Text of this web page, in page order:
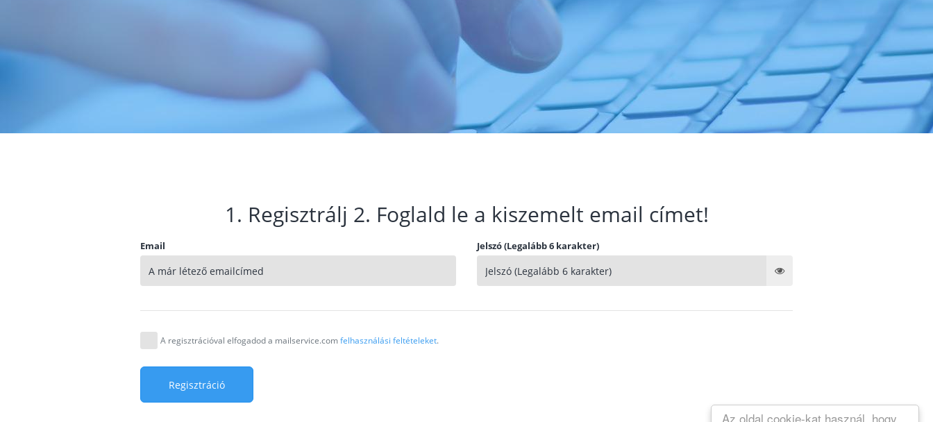
Az oldal cookie-kat használ, hogy
1. Regisztrálj 2. Foglald le a kiszemelt email címet!
Email Jelszó (Legalább 6 karakter)
A regisztrációval elfogadod a mailservice.comfelhasználási feltételeket.
Regisztráció